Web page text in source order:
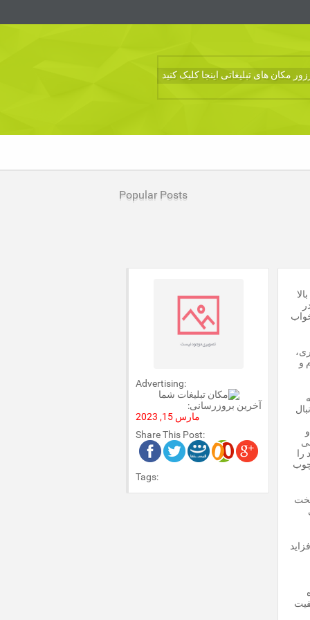
مکان های تبلیغاتی اینجا کلیک کنید
Popular Posts
و
را
Advertising:
آخرین بروزرسانی:
مارس 15, 2023
Share This Post:
Tags: